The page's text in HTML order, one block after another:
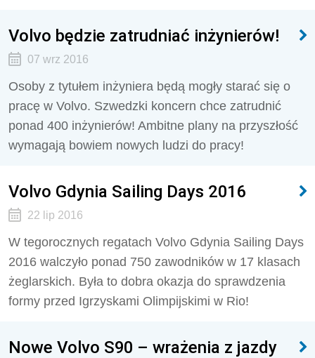
Volvo będzie zatrudniać inżynierów!
07 wrz 2016
Osoby z tytułem inżyniera będą mogły starać się o
pracę w Volvo. Szwedzki koncern chce zatrudnić
ponad 400 inżynierów! Ambitne plany na przyszłość
wymagają bowiem nowych ludzi do pracy!
Volvo Gdynia Sailing Days 2016
22 lip 2016
W tegorocznych regatach Volvo Gdynia Sailing Days
2016 walczyło ponad 750 zawodników w 17 klasach
żeglarskich. Była to dobra okazja do sprawdzenia
formy przed Igrzyskami Olimpijskimi w Rio!
Nowe Volvo S90 – wrażenia z jazdy